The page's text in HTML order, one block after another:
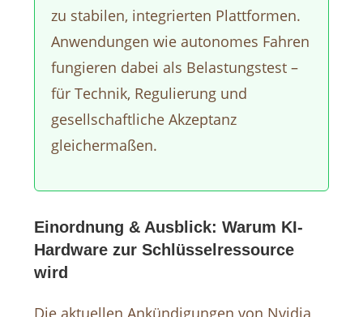
zu stabilen, integrierten Plattformen.
Anwendungen wie autonomes Fahren
fungieren dabei als Belastungstest –
für Technik, Regulierung und
gesellschaftliche Akzeptanz
gleichermaßen.
Einordnung & Ausblick: Warum KI-
Hardware zur Schlüsselressource
wird
Die aktuellen Ankündigungen von Nvidia